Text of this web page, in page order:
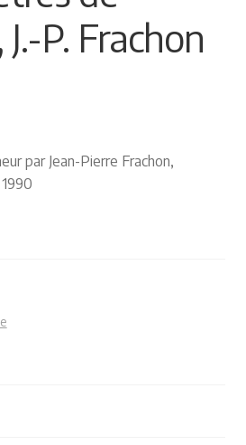
P. Frachon
par Jean-Pierre Frachon,